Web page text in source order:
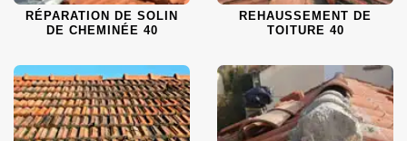
RÉPARATION DE SOLIN
DE CHEMINÉE 40
REHAUSSEMENT DE
TOITURE 40